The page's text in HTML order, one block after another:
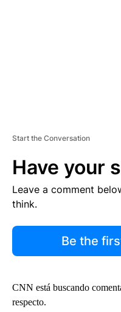
Start the Conversation
Have your
Leave a comment
think.
Be the
CNN está buscando
respecto.